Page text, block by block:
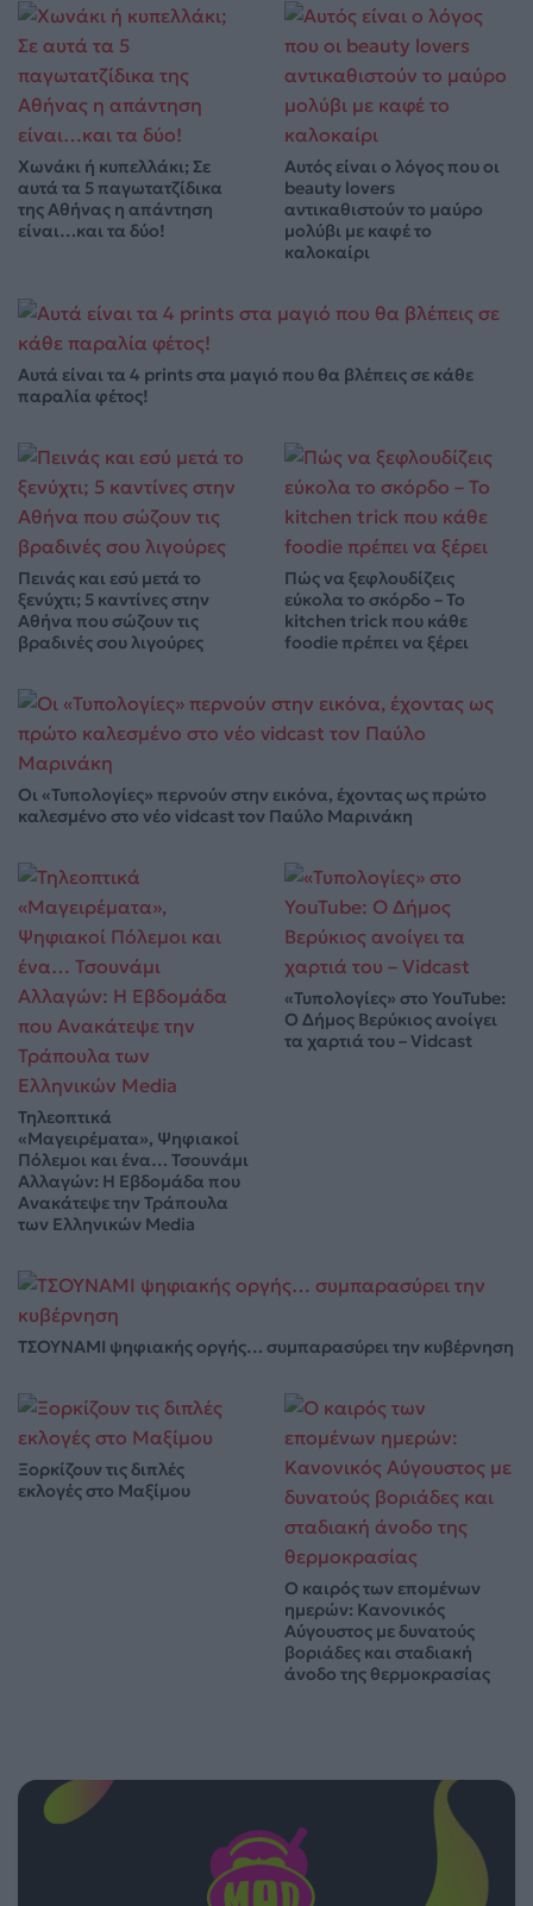
Χωνάκι ή κυπελλάκι; Σε
αυτά τα 5 παγωτατζίδικα
της Αθήνας η απάντηση
είναι…και τα δύο!
Αυτός είναι ο λόγος που οι
beauty lovers
αντικαθιστούν το μαύρο
μολύβι με καφέ το
καλοκαίρι
Αυτά είναι τα 4 prints στα μαγιό που θα βλέπεις σε κάθε
παραλία φέτος!
Πεινάς και εσύ μετά το
ξενύχτι; 5 καντίνες στην
Αθήνα που σώζουν τις
βραδινές σου λιγούρες
Πώς να ξεφλουδίζεις
εύκολα το σκόρδο – Το
kitchen trick που κάθε
foodie πρέπει να ξέρει
Οι «Τυπολογίες» περνούν στην εικόνα, έχοντας ως πρώτο
καλεσμένο στο νέο vidcast τον Παύλο Μαρινάκη
Τηλεοπτικά
«Μαγειρέματα», Ψηφιακοί
Πόλεμοι και ένα… Τσουνάμι
Αλλαγών: Η Εβδομάδα που
Ανακάτεψε την Τράπουλα
των Ελληνικών Media
«Τυπολογίες» στο YouTube:
Ο Δήμος Βερύκιος ανοίγει
τα χαρτιά του – Vidcast
ΤΣΟΥΝΑΜΙ ψηφιακής οργής… συμπαρασύρει την κυβέρνηση
Ξορκίζουν τις διπλές
εκλογές στο Μαξίμου
Ο καιρός των επομένων
ημερών: Κανονικός
Αύγουστος με δυνατούς
βοριάδες και σταδιακή
άνοδο της θερμοκρασίας